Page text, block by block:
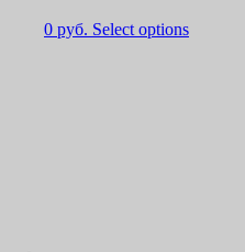
0 руб. Select options